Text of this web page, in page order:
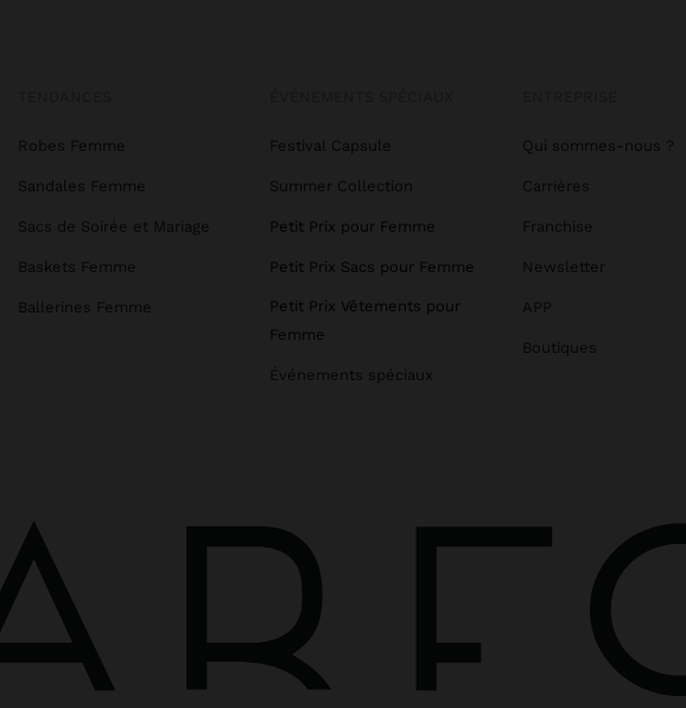
Robes Femme
Sandales Femme
Sacs de Soirée et Mariage
Baskets Femme
Ballerines Femme
Festival Capsule
Summer Collection
Petit Prix pour Femme
Petit Prix Sacs pour Femme
Petit Prix Vêtements pour
Femme
Événements spéciaux
Qui sommes-nous ?
Carrières
Franchise
Newsletter
APP
Boutiques